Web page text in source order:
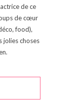
de ce
de cœur
food),
jolies choses